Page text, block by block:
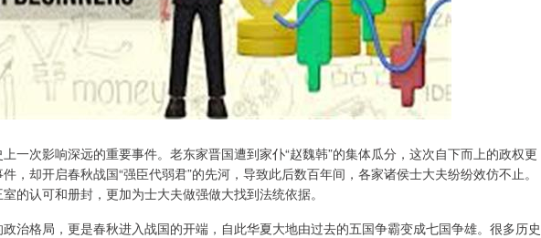
一次影响深远的重要事件。老东家晋国遭到家仆“赵魏韩”的集体瓜分，这次自下而上的政权更
，却开启春秋战国“强臣代弱君”的先河，导致此后数百年间，各家诸侯士大夫纷纷效仿不止。
的认可和册封，更加为士大夫做强做大找到法统依据。
治格局，更是春秋进入战国的开端，自此华夏大地由过去的五国争霸变成七国争雄。很多历史